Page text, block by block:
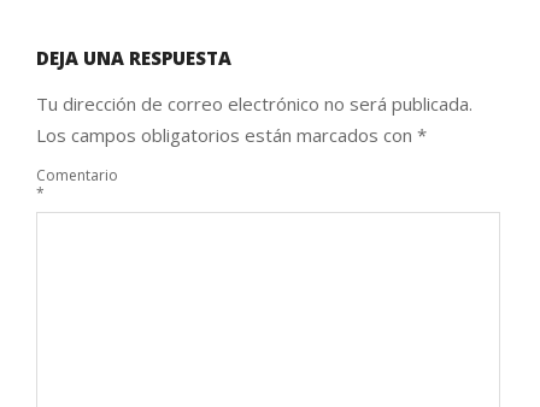
DEJA UNA RESPUESTA
Tu dirección de correo electrónico no será publicada.
Los campos obligatorios están marcados con *
Comentario
*